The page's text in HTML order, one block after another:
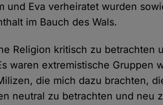
und Eva verheiratet wurden
im Bauch des Wals.
Religion kritisch zu betrachten
waren extremistische Gruppen
die mich dazu brachten,
neutral zu betrachten und neu